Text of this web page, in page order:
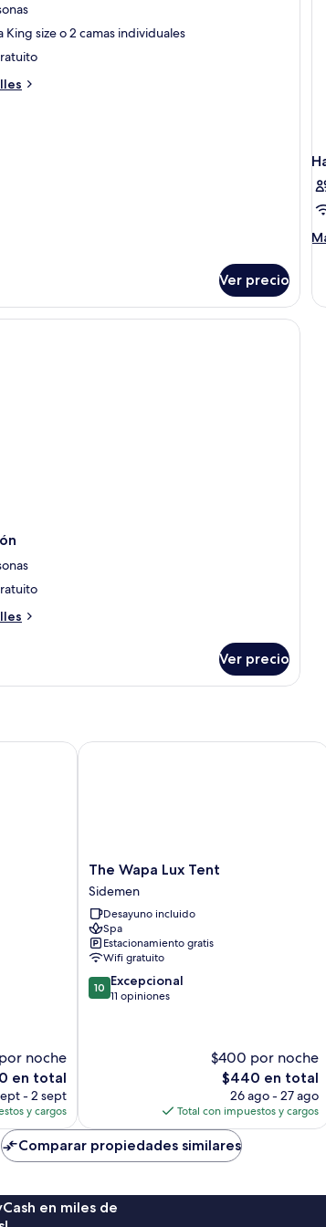
King size o 2 camas individuales
Ver precio
Ver precio
noche
en total
- 2 sept
y cargos
The
Wapa
Lux
Tent
Sidemen
The Wapa Lux Tent
Sidemen
Desayuno incluido
Spa
Estacionamiento gratis
Wifi gratuito
10.0
de
10 Excepcional
11 opiniones
$400 por noche
El
precio
actual
es
de
$440
$440 en total
26 ago - 27 ago
Total con impuestos y cargos
The Wapa Lux Tent
Comparar propiedades similares
en miles de